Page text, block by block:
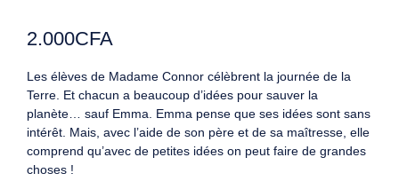
2.000CFA
Les élèves de Madame Connor célèbrent la journée de la
Terre. Et chacun a beaucoup d’idées pour sauver la
planète… sauf Emma. Emma pense que ses idées sont sans
intérêt. Mais, avec l’aide de son père et de sa maîtresse, elle
comprend qu’avec de petites idées on peut faire de grandes
choses !